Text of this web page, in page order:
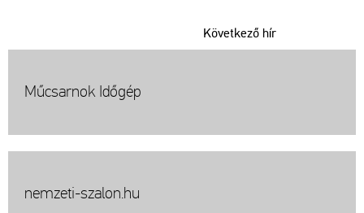
Következő hír
Műcsarnok Időgép
nemzeti-szalon.hu